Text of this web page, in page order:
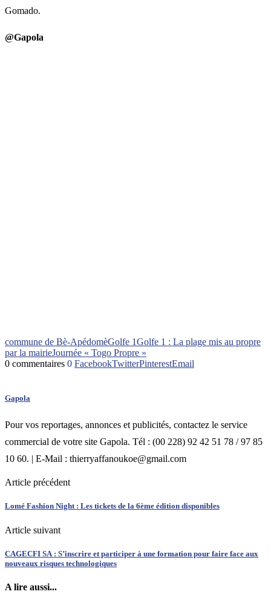
Gomado.
@Gapola
commune de Bè-ApédomèGolfe 1Golfe 1 : La plage mis au propre
par la mairieJournée « Togo Propre »
0 commentaires 0 FacebookTwitterPinterestEmail
Gapola
Pour vos reportages, annonces et publicités, contactez le service
commercial de votre site Gapola. Tél : (00 228) 92 42 51 78 / 97 85
10 60. | E-Mail : thierryaffanoukoe@gmail.com
Article précédent
Lomé Fashion Night : Les tickets de la 6ème édition disponibles
Article suivant
CAGECFI SA : S’inscrire et participer à une formation pour faire face aux
nouveaux risques technologiques
A lire aussi...